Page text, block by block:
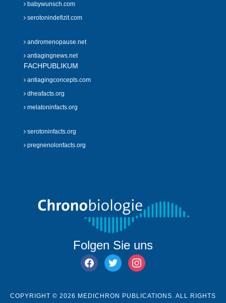
babywunsch.com
serotonindefizit.com
andromenopause.net
antiagingnews.net
FACHPUBLIKUM
antiagingconcepts.com
dheafacts.org
melatoninfacts.org
serotoninfacts.org
pregnenolonfacts.org
Folgen Sie uns
facebook
twitter instagram
COPYRIGHT © 2026 MEDICHRON PUBLICATIONS. ALL RIGHTS